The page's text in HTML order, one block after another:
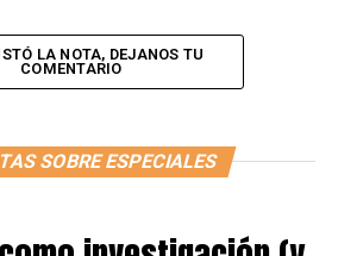
, el primer periódico feminista tras
donde articuló desde la prensa
derechos de las mujeres y los
María Moreno abordó temas que la
a silenciar o tratar de forma
LA NOTA, DEJANOS TU
COMENTARIO
SOBRE ESPECIALES